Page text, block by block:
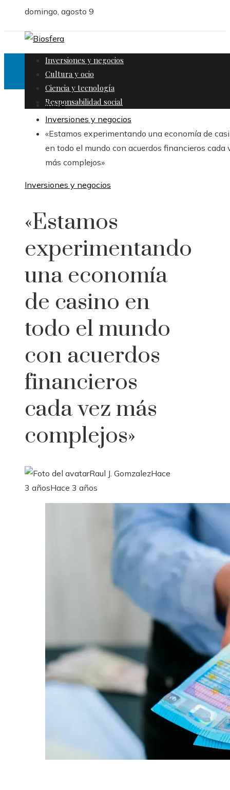
domingo, agosto 9
Inversiones y negocios
Cultura y ocio
Ciencia y tecnología
Responsabilidad social
Inicio
Inversiones y negocios
«Estamos experimentando una economía de
en todo el mundo con acuerdos financieros cada
más complejos»
Inversiones y negocios
«Estamos
experimentando
una economía
de casino en
todo el mundo
con acuerdos
financieros
cada vez más
complejos»
Raul J. GomzalezHace
3 añosHace 3 años